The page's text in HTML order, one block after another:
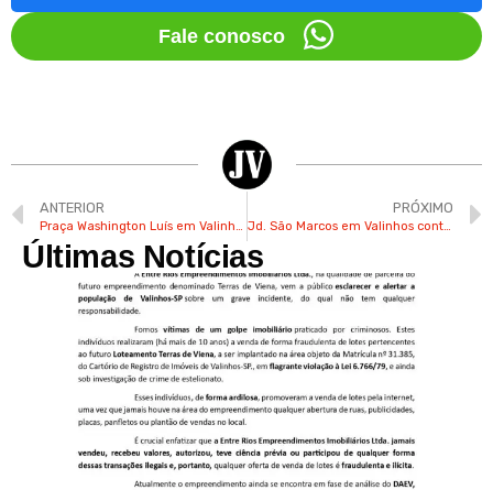
Fale conosco
ANTERIOR
Praça Washington Luís em Valinhos recebe capoeira neste domingo
PRÓXIMO
Jd. São Marcos em Valinhos continua com festa julina no fim de semana
Últimas Notícias